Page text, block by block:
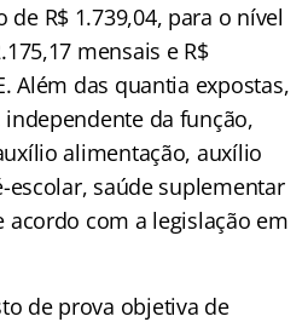
R$ 1.739,04, para o nível
mensais e R$
Além das quantia expostas,
da função,
alimentação, auxílio
saúde suplementar
acordo com a legislação em
de prova objetiva de